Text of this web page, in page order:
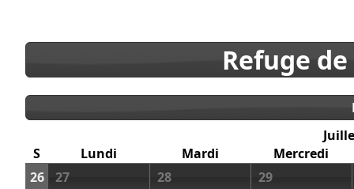
Refuge
S
Lundi Mardi
Mercredi
26
27 28 29